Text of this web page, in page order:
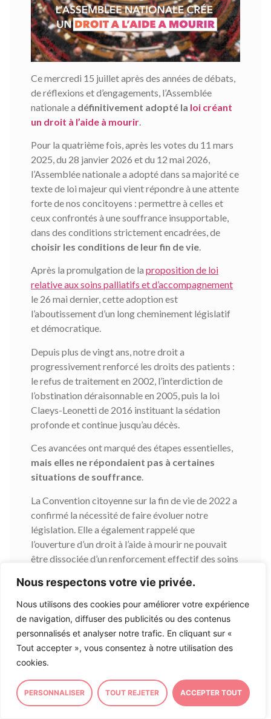
Nous respectons votre vie privée.
Nous utilisons des cookies pour améliorer votre expérience
de navigation, diffuser des publicités ou des contenus
personnalisés et analyser notre trafic. En cliquant sur «
Tout accepter », vous consentez à notre utilisation des
cookies.
PERSONNALISER TOUT REJETER ACCEPTER TOUT
Ce mercredi 15 juillet après des années de débats,
de réflexions et d’engagements, l’Assemblée
nationale a définitivement adopté la loi créant
un droit à l’aide à mourir
Pour la quatrième fois, après les votes du 11 mars
2025, du 28 janvier 2026 et du 12 mai 2026,
l’Assemblée nationale a adopté dans sa majorité ce
texte de loi majeur qui vient répondre à une attente
forte de nos concitoyens : permettre à celles et
ceux confrontés à une souffrance insupportable,
dans des conditions strictement encadrées, de
choisir les conditions de leur fin de vie.
Après la promulgation de la proposition de loi
relative aux soins palliatifs et d’accompagnement
le 26 mai dernier, cette adoption est
l’aboutissement d’un long cheminement législatif
et démocratique.
Depuis plus de vingt ans, notre droit a
progressivement renforcé les droits des patients :
le refus de traitement en 2002, l’interdiction de
l’obstination déraisonnable en 2005, puis la loi
Claeys-Leonetti de 2016 instituant la sédation
profonde et continue jusqu’au décès.
Ces avancées ont marqué des étapes essentielles,
mais elles ne répondaient pas à certaines
situations de souffrance.
La Convention citoyenne sur la fin de vie de 2022 a
confirmé la nécessité de faire évoluer notre
législation. Elle a également rappelé que
l’ouverture d’un droit à l’aide à mourir ne pouvait
être dissociée d’un renforcement effectif des soins
l’ensemble du territoire. C’est cette double
exigence qui a guidé les travaux du Parlement
depuis maintenant quatre ans.
Au cœur du débat public, un premier projet de loi
regroupait alors le développement des soins
palliatifs et l’aide à mourir. Soutenu par une
majorité des parlementaires,la dissolution de
l’Assemblée nationale en 2024 suspend sa